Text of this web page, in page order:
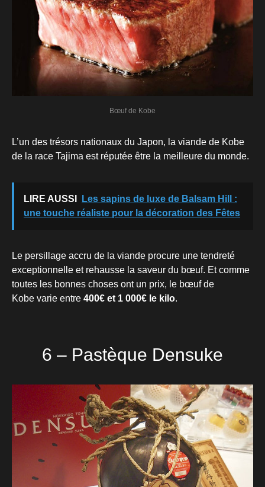
Bœuf de Kobe
L’un des trésors nationaux du Japon, la viande de Kobe
de la race Tajima est réputée être la meilleure du monde.
LIRE AUSSI
Les sapins de luxe de Balsam Hill :
une touche réaliste pour la décoration des Fêtes
Le persillage accru de la viande procure une tendreté
exceptionnelle et rehausse la saveur du bœuf. Et comme
toutes les bonnes choses ont un prix, le bœuf de
Kobe varie entre 400€ et 1 000€ le kilo.
6 – Pastèque Densuke